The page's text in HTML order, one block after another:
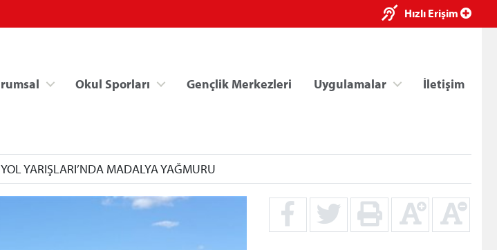
Hızlı Erişim
Okul Sporları Gençlik Merkezleri Uygulamalar İletişim
YARIŞLARI’NDA MADALYA YAĞMURU
×